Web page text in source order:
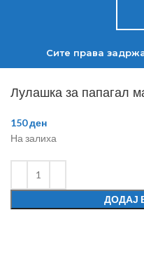
Сите права
Лулашка за папагал
150ден
На залиха
ДОДАЈ